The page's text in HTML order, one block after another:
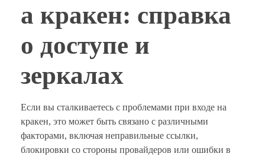
а кракен: справка
о доступе и
зеркалах
Если вы сталкиваетесь с проблемами при входе на
кракен, это может быть связано с различными
факторами, включая неправильные ссылки,
блокировки со стороны провайдеров или ошибки в